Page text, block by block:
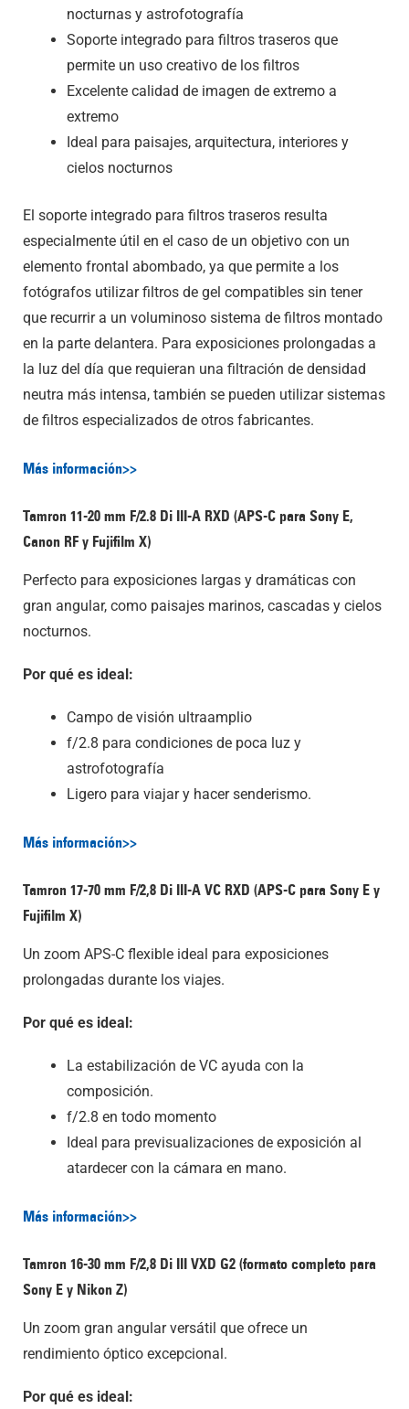
nocturnas y astrofotografía
Soporte integrado para filtros traseros que
permite un uso creativo de los filtros
Excelente calidad de imagen de extremo a
extremo
Ideal para paisajes, arquitectura, interiores y
cielos nocturnos
El soporte integrado para filtros traseros resulta
especialmente útil en el caso de un objetivo con un
elemento frontal abombado, ya que permite a los
fotógrafos utilizar filtros de gel compatibles sin tener
que recurrir a un voluminoso sistema de filtros montado
en la parte delantera. Para exposiciones prolongadas a
la luz del día que requieran una filtración de densidad
neutra más intensa, también se pueden utilizar sistemas
de filtros especializados de otros fabricantes.
Más información>>
Tamron 11-20 mm F/2.8 Di III-A RXD (APS-C para Sony E,
Canon RF y Fujifilm X)
Perfecto para exposiciones largas y dramáticas con
gran angular, como paisajes marinos, cascadas y cielos
nocturnos.
Por qué es ideal:
Campo de visión ultraamplio
f/2.8 para condiciones de poca luz y
astrofotografía
Ligero para viajar y hacer senderismo.
Más información>>
Tamron 17-70 mm F/2,8 Di III-A VC RXD (APS-C para Sony E y
Fujifilm X)
Un zoom APS-C flexible ideal para exposiciones
prolongadas durante los viajes.
Por qué es ideal:
La estabilización de VC ayuda con la
composición.
f/2.8 en todo momento
Ideal para previsualizaciones de exposición al
atardecer con la cámara en mano.
Más información>>
Tamron 16-30 mm F/2,8 Di III VXD G2 (formato completo para
Sony E y Nikon Z)
Un zoom gran angular versátil que ofrece un
rendimiento óptico excepcional.
Por qué es ideal: